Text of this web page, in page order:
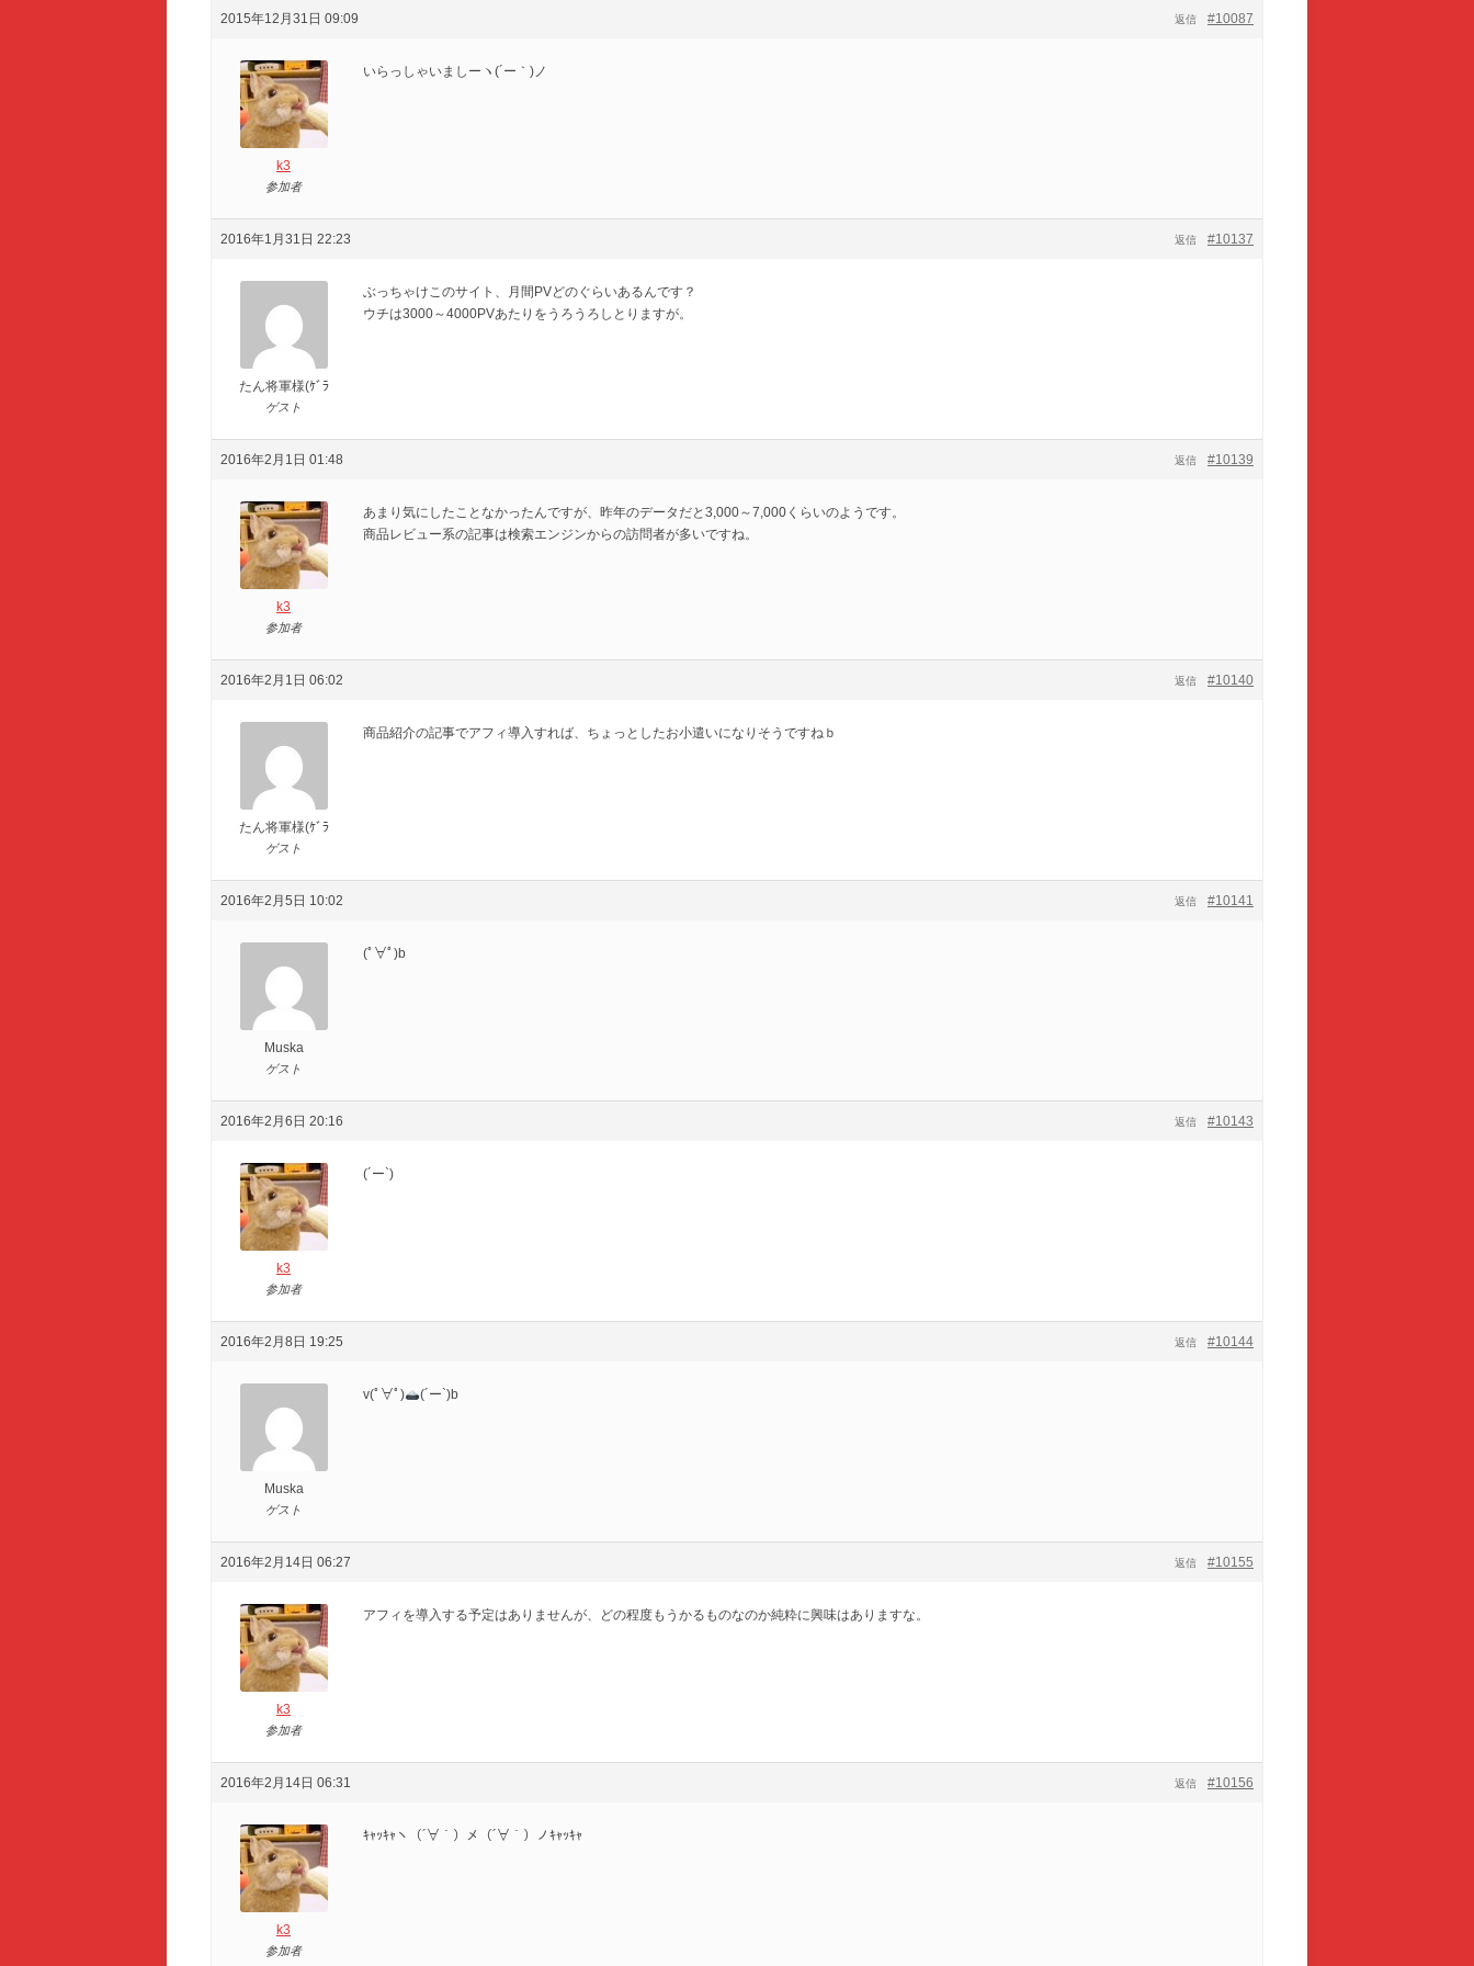
2015年12月31日 09:09 #10087
返信
k3
参加者
いらっしゃいましーヽ(´ー｀)ノ
2016年1月31日 22:23 #10137
返信
たん将軍様(ｹﾞﾗ
ゲスト
ぶっちゃけこのサイト、月間PVどのぐらいあるんです？
ウチは3000～4000PVあたりをうろうろしとりますが。
2016年2月1日 01:48 #10139
返信
k3
参加者
あまり気にしたことなかったんですが、昨年のデータだと3,000～7,000くらいのようです。
商品レビュー系の記事は検索エンジンからの訪問者が多いですね。
2016年2月1日 06:02 #10140
返信
たん将軍様(ｹﾞﾗ
ゲスト
商品紹介の記事でアフィ導入すれば、ちょっとしたお小遣いになりそうですねｂ
2016年2月5日 10:02 #10141
返信
Muska
ゲスト
(ﾟ∀ﾟ)b
2016年2月6日 20:16 #10143
返信
k3
参加者
(´ー`)
2016年2月8日 19:25 #10144
返信
Muska
ゲスト
v(ﾟ∀ﾟ) (´ー`)b
2016年2月14日 06:27 #10155
返信
k3
参加者
アフィを導入する予定はありませんが、どの程度もうかるものなのか純粋に興味はありますな。
2016年2月14日 06:31 #10156
返信
k3
参加者
ｷｬｯｷｬヽ（´∀｀）メ（´∀｀）ノｷｬｯｷｬ